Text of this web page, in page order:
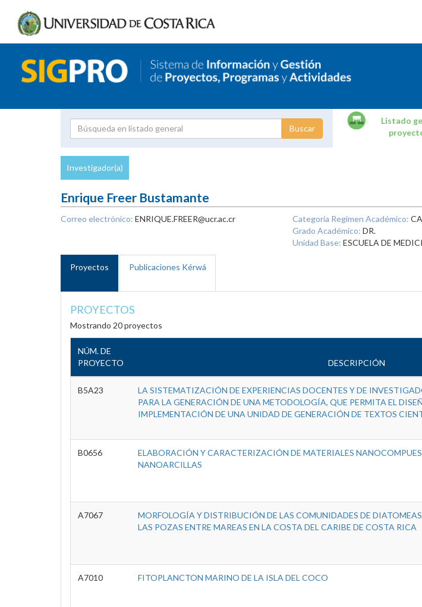
Proyecto
Listado
Investigador(a)
Enrique Freer Bustamante
Correo electrónico: ENRIQUE.FREER@ucr.ac.cr Categoría Regimen Académico:
Grado Académico: DR.
Unidad Base: ESCUELA DE
Proyectos Publicaciones Kérwá
PROYECTOS
Mostrando 20 proyectos
NÚM. DE
PROYECTO
DESCRIPCIÓN
B5A23
LA SISTEMATIZACIÓN DE EXPERIENCIAS DOCENTES Y DE
PARA LA GENERACIÓN DE UNA METODOLOGÍA, QUE PERMITA EL
IMPLEMENTACIÓN DE UNA UNIDAD DE GENERACIÓN DE TEXTOS
B0656
ELABORACIÓN Y CARACTERIZACIÓN DE MATERIALES
NANOARCILLAS
A7067
MORFOLOGÍA Y DISTRIBUCIÓN DE LAS COMUNIDADES DE
LAS POZAS ENTRE MAREAS EN LA COSTA DEL CARIBE DE COSTA RICA
A7010 FITOPLANCTON MARINO DE LA ISLA DEL COCO